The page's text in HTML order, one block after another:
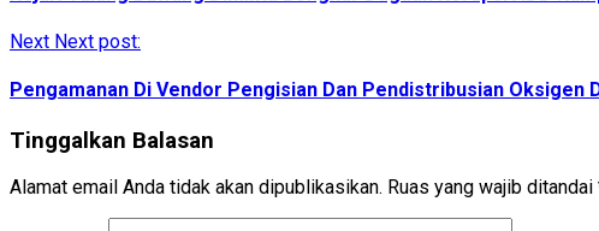
Next Next post:
Pengamanan Di Vendor Pengisian Dan Pendistribusian
Tinggalkan Balasan
Alamat email Anda tidak akan dipublikasikan. Ruas yang wajib ditandai